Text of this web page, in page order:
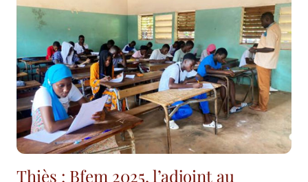
Thiès : Bfem 2025, l’adjoint au